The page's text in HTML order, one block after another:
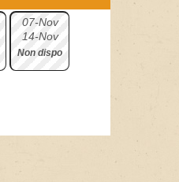
07-Nov
14-Nov
Non dispo